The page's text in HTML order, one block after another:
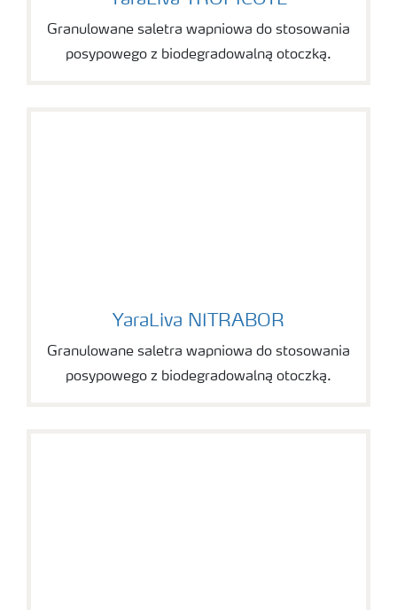
Granulowane saletra wapniowa do stosowania
posypowego z biodegradowalną otoczką.
YaraLiva NITRABOR
YaraLiva NITRABOR
Granulowane saletra wapniowa do stosowania
posypowego z biodegradowalną otoczką.